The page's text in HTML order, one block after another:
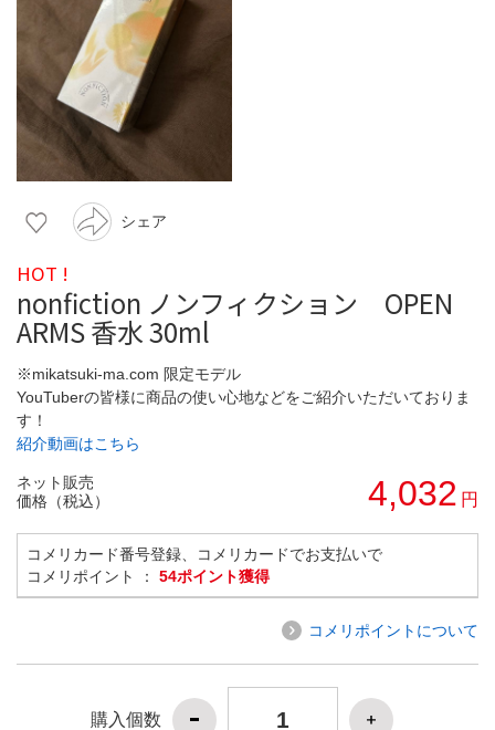
シェア
HOT !
nonfiction ノンフィクション OPEN
ARMS 香水 30ml
※mikatsuki-ma.com 限定モデル
YouTuberの皆様に商品の使い心地などをご紹介いただいておりま
す！
紹介動画はこちら
ネット販売
価格（税込）
4,032 円
コメリカード番号登録、コメリカードでお支払いで
コメリポイント ： 54ポイント獲得
コメリポイントについて
購入個数